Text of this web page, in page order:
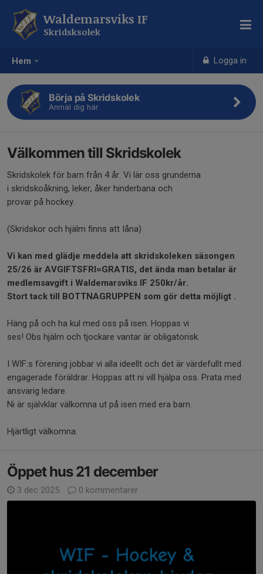
Hem Logga in
Waldemarsviks IF
Skridsksolek
Börja på Skridskolek
Anmäl dig här
Välkommen till Skridskolek
Skridskolek för barn från 4 år. Vi lär oss grunderna
i skridskoåkning, leker, åker hinderbana och
provar på hockey.
(Skridskor och hjälm finns att Iåna)
Vi kan med glädje meddela att skridskoleken säsongen
25/26 är AVGIFTSFRI=GRATIS, det ända man betalar är
medlemsavgift i Waldemarsviks IF 250kr/år.
Stort tack till BOTTNAGRUPPEN som gör detta möjligt .
Häng på och ha kul med oss på isen. Hoppas vi
ses! Obs hjälm och tjockare vantar är obligatorisk.
I WIF:s förening jobbar vi alla ideellt och det är värdefullt med
engagerade föräldrar. Hoppas att ni vill hjälpa oss. Prata med
ansvarig ledare.
Ni är självklar välkomna ut på isen med era barn.
Hjärtligt välkomna.
Öppet hus 21 december
3 dec 2025 0 kommentarer